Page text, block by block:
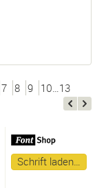
7 8 9 10…13
Schrift laden…